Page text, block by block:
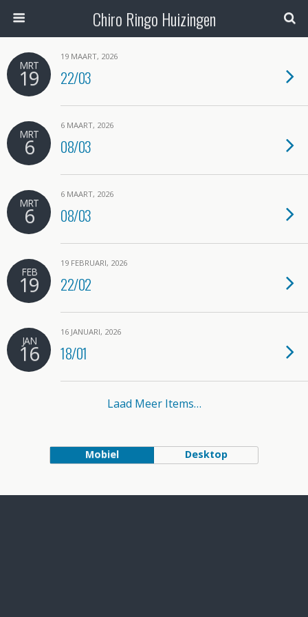
Chiro Ringo Huizingen
MRT
19
19 MAART, 2026
22/03
MRT
6
6 MAART, 2026
08/03
MRT
6
6 MAART, 2026
08/03
FEB
19
19 FEBRUARI, 2026
22/02
JAN
16
16 JANUARI, 2026
18/01
Laad Meer Items…
Mobiel Desktop